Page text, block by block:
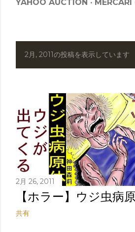
YAHOO AUCTION MERCARI
投
2月, 2011の投稿を表示しています
2月 26, 2011
【ホラー】ウジ虫病
共有